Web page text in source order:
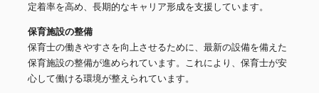
定着率を高め、長期的なキャリア形成を支援しています。
保育施設の整備
保育士の働きやすさを向上させるために、最新の設備を備えた
保育施設の整備が進められています。これにより、保育士が安
心して働ける環境が整えられています。